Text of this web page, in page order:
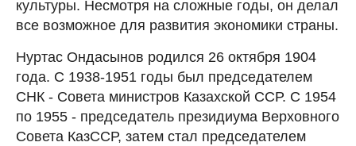
культуры. Несмотря на сложные годы, он делал
все возможное для развития экономики страны.
Нуртас Ондасынов родился 26 октября 1904
года. С 1938-1951 годы был председателем
СНК - Совета министров Казахской ССР. С 1954
по 1955 - председатель президиума Верховного
Совета КазССР, затем стал председателем